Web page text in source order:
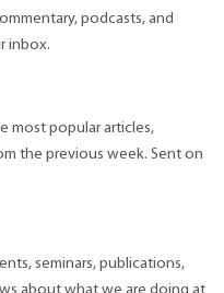
podcasts, and
inbox.
most popular articles,
the previous week. Sent on
seminars, publications,